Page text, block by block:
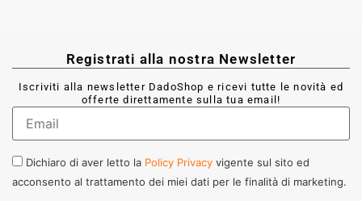
Registrati alla nostra Newsletter
Iscriviti alla newsletter DadoShop e ricevi tutte le novità ed
offerte direttamente sulla tua email!
Dichiaro di aver letto la Policy Privacy vigente sul sito ed
acconsento al trattamento dei miei dati per le finalità di marketing.